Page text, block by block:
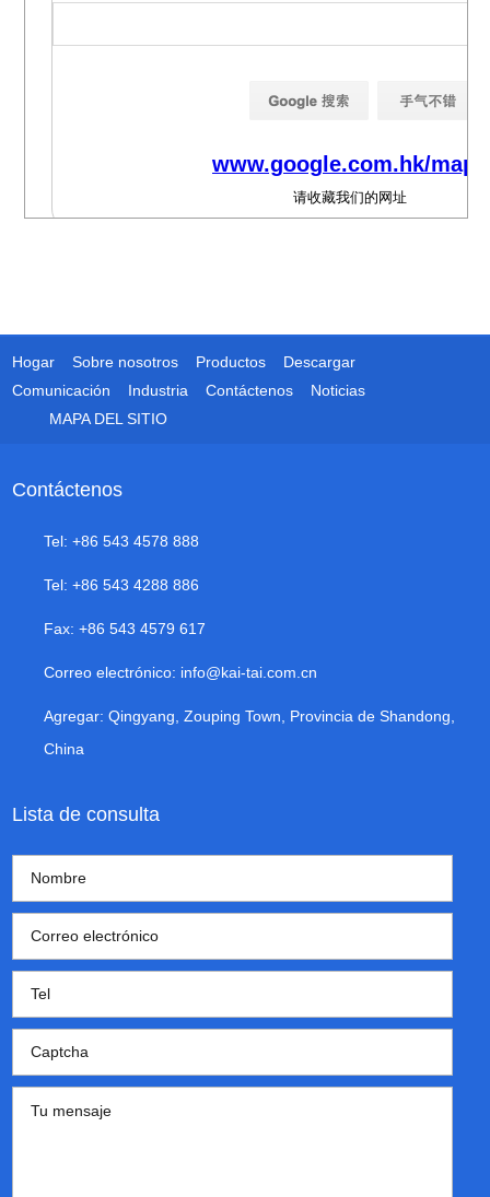
Hogar Sobre nosotros Productos
Descargar
Comunicación
Industria Contáctenos
Noticias
MAPA DEL SITIO
Contáctenos
Tel: +86 543 4578 888
Tel: +86 543 4288 886
Fax: +86 543 4579 617
Correo electrónico: info@kai-tai.com.cn
Agregar: Qingyang, Zouping Town, Provincia de Shandong,
China
Lista de consulta